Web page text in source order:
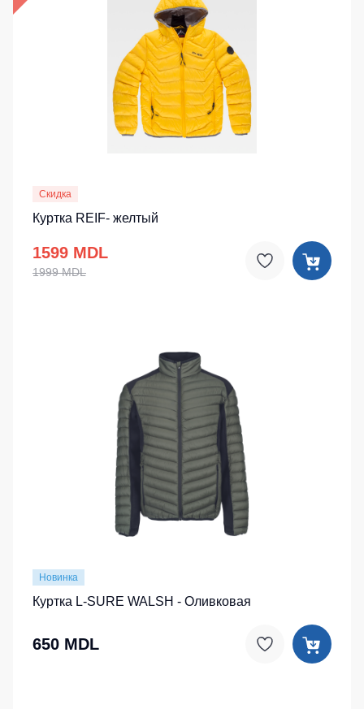
Скидка
Куртка REIF- желтый
1599 MDL
1999 MDL
Новинка
Куртка L-SURE WALSH - Оливковая
650 MDL